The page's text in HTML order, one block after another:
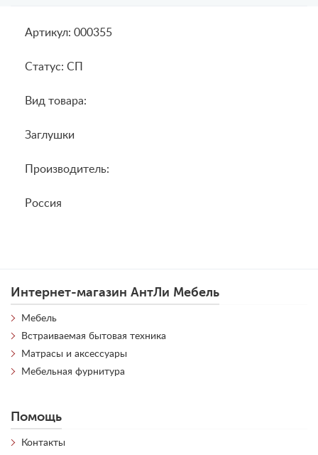
Артикул: 000355
Статус: СП
Вид товара:
Заглушки
Производитель:
Россия
Интернет-магазин АнтЛи Мебель
Мебель
Встраиваемая бытовая техника
Матрасы и аксессуары
Мебельная фурнитура
Помощь
Контакты